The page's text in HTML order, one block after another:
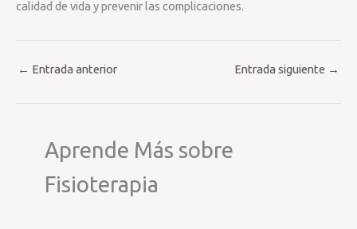
calidad de vida y prevenir las complicaciones.
← Entrada anterior Entrada siguiente →
Aprende Más sobre
Fisioterapia